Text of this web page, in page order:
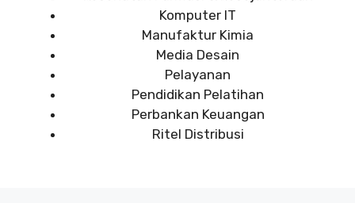
Komputer IT
Manufaktur Kimia
Media Desain
Pelayanan
Pendidikan Pelatihan
Perbankan Keuangan
Ritel Distribusi